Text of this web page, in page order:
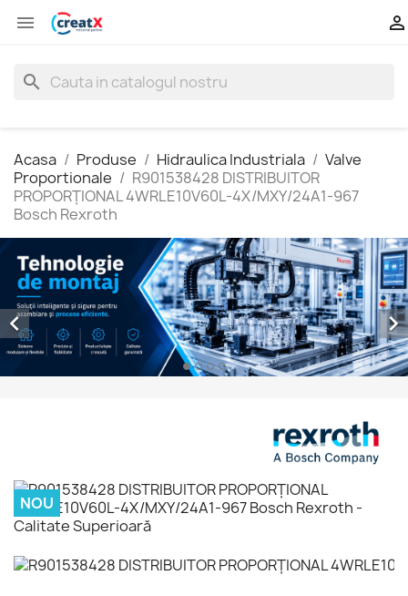
 
search
Acasa Produse Hidraulica Industriala
Valve
Proportionale
R901538428 DISTRIBUITOR
PROPORŢIONAL 4WRLE10V60L-4X/MXY/24A1-967
Bosch Rexroth
 
NOU